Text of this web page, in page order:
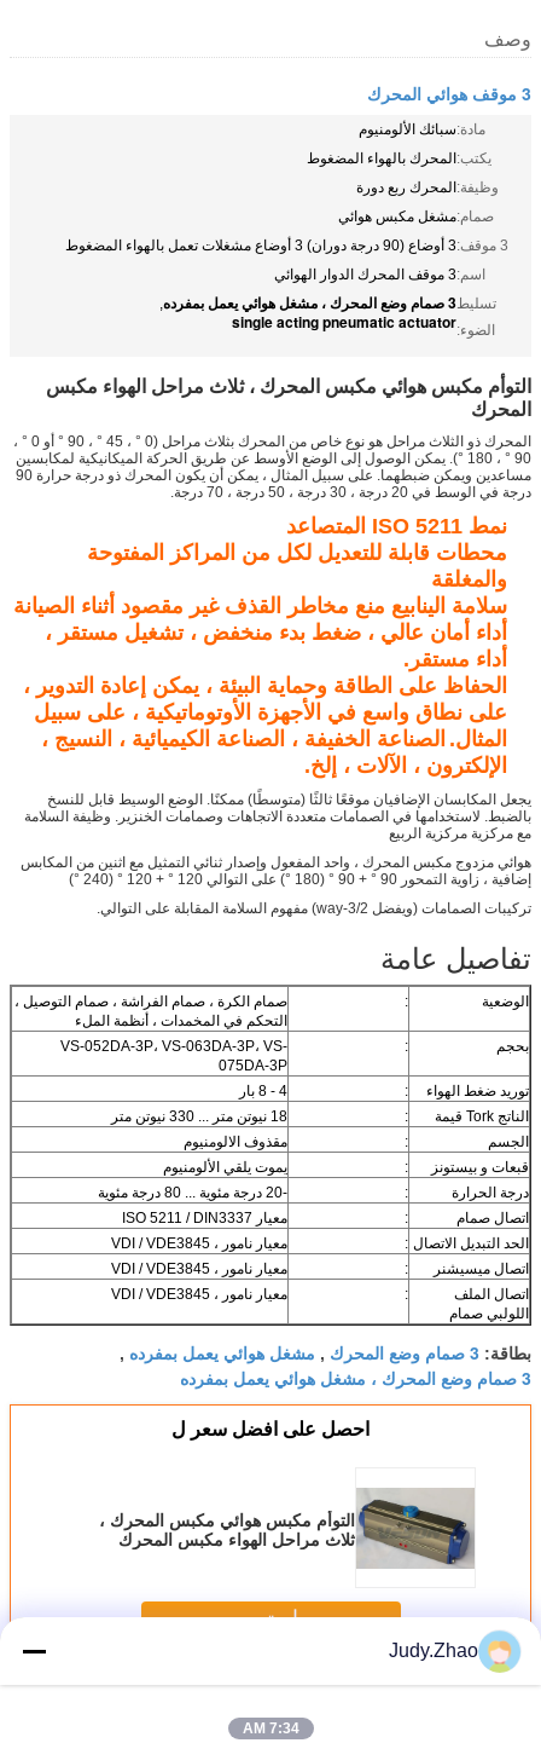
وصف
3 موقف هوائي المحرك
مادة:سبائك الألومنيوم
يكتب:المحرك بالهواء المضغوط
وظيفة:المحرك ربع دورة
صمام:مشغل مكبس هوائي
3 موقف:
3 أوضاع (90 درجة دوران) 3 أوضاع مشغلات تعمل بالهواء المضغوط
اسم:3 موقف المحرك الدوار الهوائي
تسليط
الضوء:
3 صمام وضع المحرك ، مشغل هوائي يعمل بمفرده ,
single acting pneumatic actuator
التوأم مكبس هوائي مكبس المحرك ، ثلاث مراحل الهواء مكبس
المحرك
المحرك ذو الثلاث مراحل هو نوع خاص من المحرك بثلاث مراحل (0 ° ، 45 ° ، 90 ° أو 0 °
،
90 °
، 180 °).
يمكن الوصول إلى الوضع الأوسط عن طريق الحركة الميكانيكية لمكابسين
مساعدين ويمكن ضبطهما.
على سبيل المثال ، يمكن أن يكون المحرك ذو درجة حرارة 90
درجة في الوسط في 20 درجة
، 30 درجة ، 50 درجة ، 70 درجة.
نمط ISO 5211 المتصاعد
محطات قابلة للتعديل لكل من المراكز المفتوحة
والمغلقة
سلامة الينابيع منع مخاطر القذف غير مقصود أثناء الصيانة
أداء أمان عالي ، ضغط بدء منخفض ، تشغيل مستقر ،
أداء مستقر.
الحفاظ على الطاقة وحماية البيئة ، يمكن إعادة التدوير ،
على نطاق واسع في الأجهزة الأوتوماتيكية ، على سبيل
المثال. الصناعة الخفيفة ، الصناعة الكيميائية ، النسيج ،
الإلكترون ، الآلات ، إلخ.
يجعل المكابسان الإضافيان موقعًا ثالثًا (متوسطًا) ممكنًا. الوضع الوسيط قابل للنسخ
بالضبط. لاستخدامها في الصمامات متعددة الاتجاهات وصمامات الخنزير. وظيفة السلامة
مع مركزية مركزية الربيع
هوائي مزدوج مكبس المحرك ، واحد المفعول وإصدار ثنائي التمثيل مع اثنين من المكابس
إضافية ، زاوية التمحور 90 ° + 90 ° (180 °) على التوالي 120 ° + 120 ° (240 °)
تركيبات الصمامات (ويفضل 3/2-way) مفهوم السلامة المقابلة على التوالي.
تفاصيل عامة
الوضعية :
صمام الكرة ، صمام الفراشة ، صمام التوصيل ،
التحكم في المخمدات ، أنظمة الملء
بحجم
:
VS-052DA-3P، VS-063DA-3P، VS-
075DA-3P
توريد ضغط الهواء
:
4 - 8 بار
الناتج Tork قيمة
:
18 نيوتن متر ... 330 نيوتن متر
الجسم
:
مقذوف الالومنيوم
قبعات و بيستونز
:
يموت يلقي الألومنيوم
درجة الحرارة
:
-20 درجة مئوية ... 80 درجة مئوية
اتصال صمام
:
معيار ISO 5211 / DIN3337
الحد التبديل الاتصال :
معيار نامور ، VDI / VDE3845
اتصال ميسيشنر
:
معيار نامور ، VDI / VDE3845
اتصال الملف
اللولبي صمام
: معيار نامور ، VDI / VDE3845
بطاقة: 3 صمام وضع المحرك , مشغل هوائي يعمل بمفرده ,
3 صمام وضع المحرك ، مشغل هوائي يعمل بمفرده
احصل على افضل سعر ل
التوأم مكبس هوائي مكبس المحرك ،
ثلاث مراحل الهواء مكبس المحرك
استمر
أكثر3 موقف هوائي المحرك
Judy.Zhao
7:34 AM